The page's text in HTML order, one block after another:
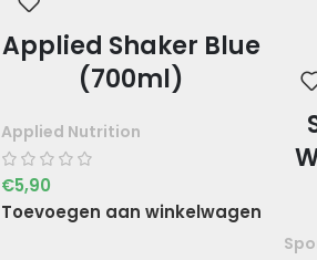
Applied Shaker Blue
(700ml)
Applied Nutrition
€5,90
Toevoegen aan winkelwagen